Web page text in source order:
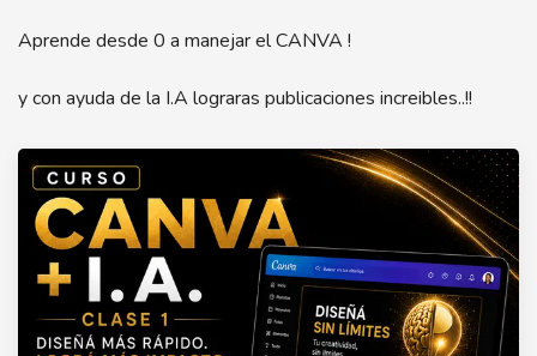
Aprende desde 0 a manejar el CANVA !
y con ayuda de la I.A lograras publicaciones increibles..!!